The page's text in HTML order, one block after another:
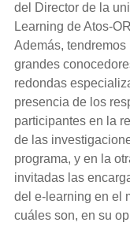
del Director de la
Learning de Atos-
Además,
grandes
redondas
presencia de los
participantes en la
de las
programa, y en la
invitadas las
del e-learning en el
cuáles son, en su